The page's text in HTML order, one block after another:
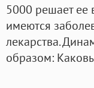
5000 решает ее
имеются
лекарства.
образом: